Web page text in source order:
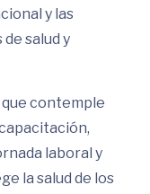
y las
salud y
contemple
laboral y
la salud de los